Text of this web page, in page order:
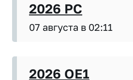
2026 PC
07 августа в 02:11
2026 OE1